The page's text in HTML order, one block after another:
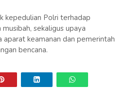
kepedulian Polri terhadap
sekaligus upaya
aparat keamanan dan pemerintah
bencana.